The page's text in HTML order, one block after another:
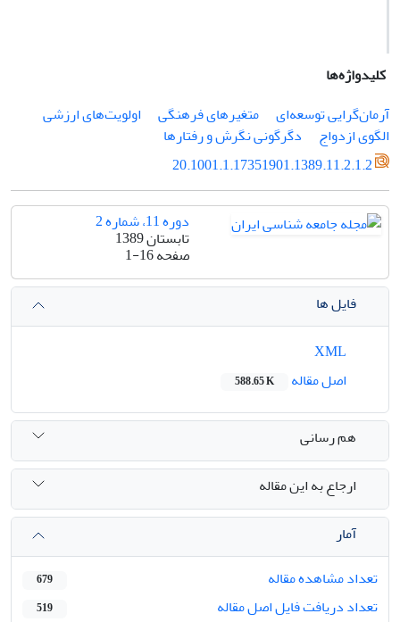
کلیدواژه‌ها
آرمان‌گرایى توسعه‌اى
متغیرهاى فرهنگى
اولویت‌هاى ارزشى
الگوى ازدواج
دگرگونى نگرش و رفتارها
20.1001.1.17351901.1389.11.2.1.2
دوره 11، شماره 2
تابستان 1389
صفحه1-16
فایل ها
اصل مقاله
588.65 K
هم رسانی
ارجاع به این مقاله
آمار
تعداد مشاهده مقاله
679
تعداد دریافت فایل اصل مقاله 519